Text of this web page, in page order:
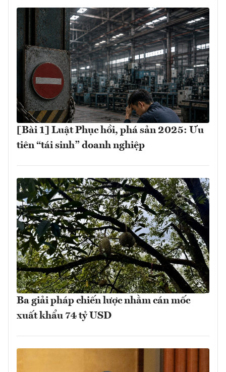
[Bài 1] Luật Phục hồi, phá sản 2025: Ưu
tiên “tái sinh” doanh nghiệp
Ba giải pháp chiến lược nhằm cán mốc
xuất khẩu 74 tỷ USD